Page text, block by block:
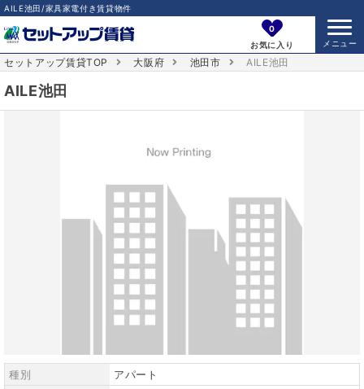
AILE池田/家具家電付き賃貸物件
0
お気に入り
セットアップ賃貸TOP 大阪府 池田市 AILE池田
AILE池田
種別
アパート